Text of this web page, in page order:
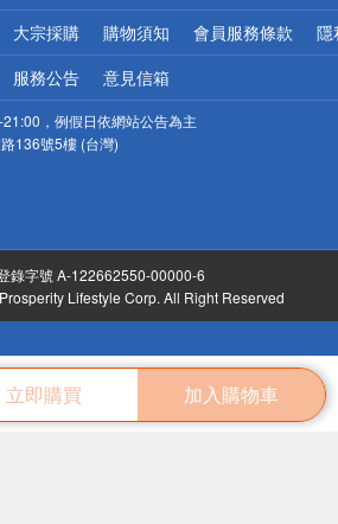
立即購買 加入購物車
大宗採購 購物須知 會員服務條款 隱
服務公告 意見信箱
，例假日依網站公告為主
136號5樓 (台灣)
錄字號 A-122662550-00000-6
Lifestyle Corp. All Right Reserved